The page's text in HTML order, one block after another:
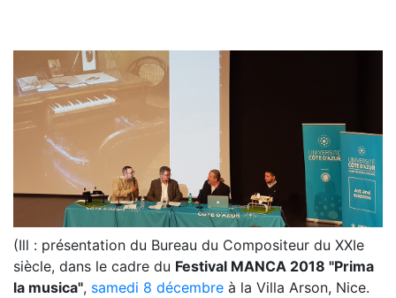
(Ill : présentation du Bureau du Compositeur du XXIe
siècle, dans le cadre du Festival MANCA 2018 "Prima
la musica", samedi 8 décembre à la Villa Arson, Nice.